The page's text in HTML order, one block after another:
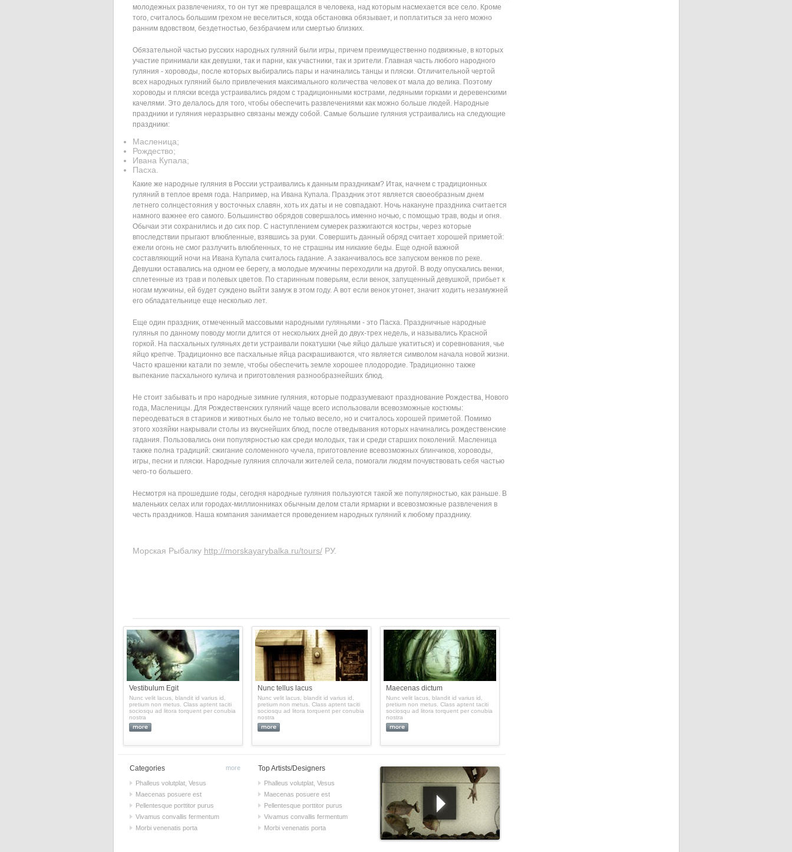
молодежных развлечениях, то он тут же превращался в человека, над которым насмехается все село. Кроме
того, считалось большим грехом не веселиться, когда обстановка обязывает, и поплатиться за него можно
ранним вдовством, бездетностью, безбрачием или смертью близких.
Обязательной частью русских народных гуляний были игры, причем преимущественно подвижные, в которых
участие принимали как девушки, так и парни, как участники, так и зрители. Главная часть любого народного
гуляния - хороводы, после которых выбирались пары и начинались танцы и пляски. Отличительной чертой
всех народных гуляний было привлечения максимального количества человек от мала до велика. Поэтому
хороводы и пляски всегда устраивались рядом с традиционными кострами, ледяными горками и деревенскими
качелями. Это делалось для того, чтобы обеспечить развлечениями как можно больше людей. Народные
праздники и гуляния неразрывно связаны между собой. Самые большие гуляния устраивались на следующие
праздники:
Масленица;
Рождество;
Ивана Купала;
Пасха.
Какие же народные гуляния в России устраивались к данным праздникам? Итак, начнем с традиционных
гуляний в теплое время года. Например, на Ивана Купала. Праздник этот является своеобразным днем
летнего солнцестояния у восточных славян, хоть их даты и не совпадают. Ночь накануне праздника считается
намного важнее его самого. Большинство обрядов совершалось именно ночью, с помощью трав, воды и огня.
Обычаи эти сохранились и до сих пор. С наступлением сумерек разжигаются костры, через которые
впоследствии прыгают влюбленные, взявшись за руки. Совершить данный обряд считает хорошей приметой:
ежели огонь не смог разлучить влюбленных, то не страшны им никакие беды. Еще одной важной
составляющий ночи на Ивана Купала считалось гадание. А заканчивалось все запуском венков по реке.
Девушки оставались на одном ее берегу, а молодые мужчины переходили на другой. В воду опускались венки,
сплетенные из трав и полевых цветов. По старинным поверьям, если венок, запущенный девушкой, прибьет к
ногам мужчины, ей будет суждено выйти замуж в этом году. А вот если венок утонет, значит ходить незамужней
его обладательнице еще несколько лет.
Еще один праздник, отмеченный массовыми народными гуляньями - это Пасха. Праздничные народные
гулянья по данному поводу могли длится от нескольких дней до двух-трех недель, и назывались Красной
горкой. На пасхальных гуляньях дети устраивали покатушки (чье яйцо дальше укатиться) и соревнования, чье
яйцо крепче. Традиционно все пасхальные яйца раскрашиваются, что является символом начала новой жизни.
Часто крашенки катали по земле, чтобы обеспечить земле хорошее плодородие. Традиционно также
выпекание пасхального кулича и приготовления разнообразнейших блюд.
Не стоит забывать и про народные зимние гуляния, которые подразумевают празднование Рождества, Нового
года, Масленицы. Для Рождественских гуляний чаще всего использовали всевозможные костюмы:
переодеваться в стариков и животных было не только весело, но и считалось хорошей приметой. Помимо
этого хозяйки накрывали столы из вкуснейших блюд, после отведывания которых начинались рождественские
гадания. Пользовались они популярностью как среди молодых, так и среди старших поколений. Масленица
также полна традиций: сжигание соломенного чучела, приготовление всевозможных блинчиков, хороводы,
игры, песни и пляски. Народные гуляния сплочали жителей села, помогали людям почувствовать себя частью
чего-то большего.
Несмотря на прошедшие годы, сегодня народные гуляния пользуются такой же популярностью, как раньше. В
маленьких селах или городах-миллионниках обычным делом стали ярмарки и всевозможные развлечения в
честь праздников. Наша компания занимается проведением народных гуляний к любому празднику.
Морская Рыбалку http://morskayarybalka.ru/tours/РУ.
Vestibulum Egit
Nunc velit lacus, blandit id varius id,
pretium non metus. Class aptent taciti
sociosqu ad litora torquent per conubia
nostra
Nunc tellus lacus
Nunc velit lacus, blandit id varius id,
pretium non metus. Class aptent taciti
sociosqu ad litora torquent per conubia
nostra
Maecenas dictum
Nunc velit lacus, blandit id varius id,
pretium non metus. Class aptent taciti
sociosqu ad litora torquent per conubia
nostra
Categories more
Phalleus volutplat, Vesus
Maecenas posuere est
Pellentesque porttitor purus
Vivamus convallis fermentum
Morbi venenatis porta
Top Artists/Designers
Phalleus volutplat, Vesus
Maecenas posuere est
Pellentesque porttitor purus
Vivamus convallis fermentum
Morbi venenatis porta